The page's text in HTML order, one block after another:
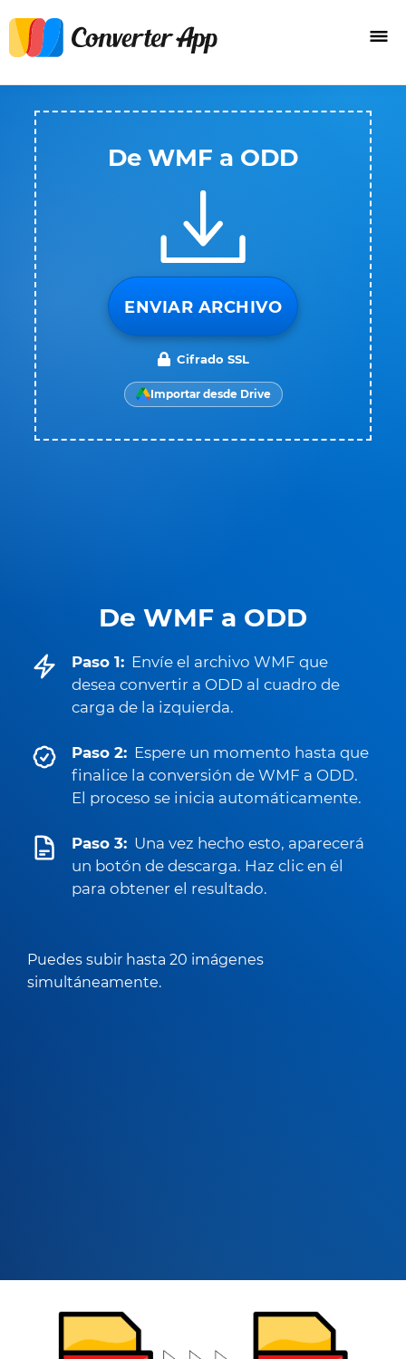
De WMF a ODD
Paso 1: Envíe el archivo WMF que
desea convertir a ODD al cuadro de
carga de la izquierda.
Paso 2: Espere un momento hasta que
finalice la conversión de WMF a ODD.
El proceso se inicia automáticamente.
Paso 3: Una vez hecho esto, aparecerá
un botón de descarga. Haz clic en él
para obtener el resultado.
Puedes subir hasta 20 imágenes
simultáneamente.
De WMF a ODD
ENVIAR ARCHIVO
Cifrado SSL
Importar desde Drive